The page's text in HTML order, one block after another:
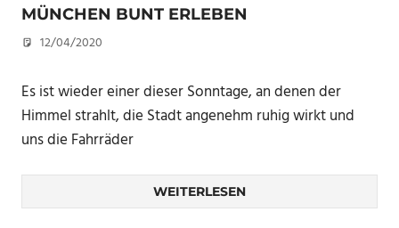
MÜNCHEN BUNT ERLEBEN
12/04/2020
Es ist wieder einer dieser Sonntage, an denen der
Himmel strahlt, die Stadt angenehm ruhig wirkt und
uns die Fahrräder
WEITERLESEN